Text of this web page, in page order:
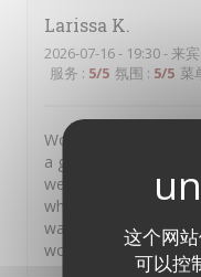
这个网
可以控
Larissa K
2026-07-16- 19:30 - 来
服务 : 5/5 氛围 : 5/5 菜
Wonderful
a great glutenfree
well as the staff is
who only speaks
waitresses in german
would eat here